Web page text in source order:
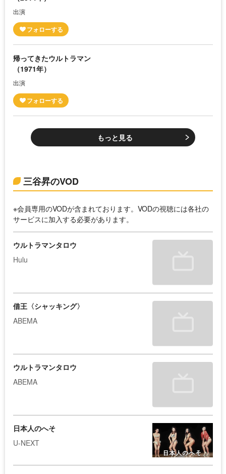
出演
帰ってきたウルトラマン
（1971年）
出演
もっと見る
三谷昇のVOD
※会員専用のVODが含まれております。VODの視聴には各社の
サービスに加入する必要があります。
ウルトラマンタロウ
Hulu
借王〈シャッキング〉
ABEMA
ウルトラマンタロウ
ABEMA
日本人のへそ
U-NEXT